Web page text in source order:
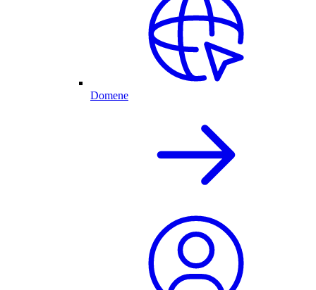
Domene